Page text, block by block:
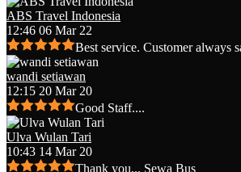
ABS Travel Indonesia
12:46 06 Mar 22
Best service. Customer always
wandi setiawan
12:15 20 Mar 20
Good Staff....
Ulva Wulan Tari
10:43 14 Mar 20
Thank you... Sewa Bus